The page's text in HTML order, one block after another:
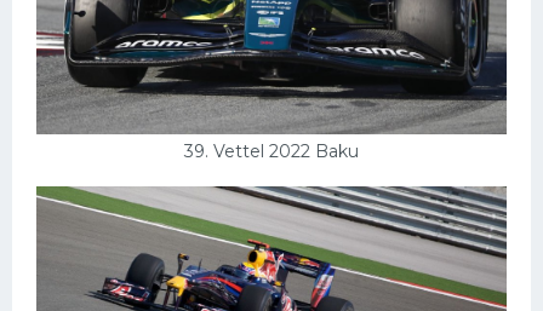
39. Vettel 2022 Baku